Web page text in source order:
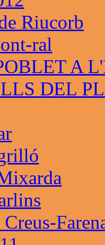
Riucorb
ral
A
DEL